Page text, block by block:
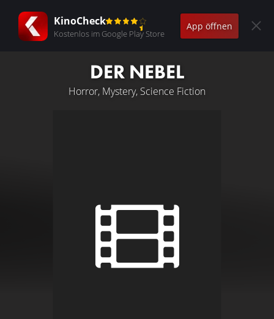
KinoCheck
Kostenlos im Google Play Store
App öffnen
DER NEBEL
Horror, Mystery, Science Fiction